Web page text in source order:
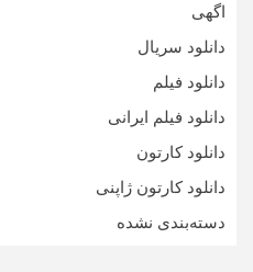
اگهی
دانلود سریال
دانلود فیلم
دانلود فیلم ایرانی
دانلود کارتون
دانلود کارتون ژاپنی
دسته‌بندی نشده